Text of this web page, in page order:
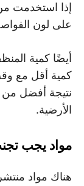
إذا استخدمت من
على لون
أيضًا كمية
كمية أقل مع
نتيجة أفضل من
الأرضية.
مواد يجب
هناك مواد